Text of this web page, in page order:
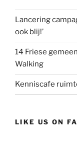
Lancering
ook blij!’
14 Friese
Walking
Kenniscafe
LIKE US ON